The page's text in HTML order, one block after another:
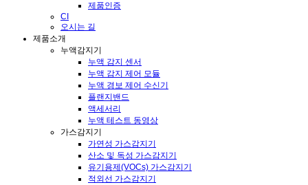
제품인증
CI
오시는 길
제품소개
누액감지기
누액 감지 센서
누액 감지 제어 모듈
누액 경보 제어 수신기
플랜지밴드
액세서리
누액 테스트 동영상
가스감지기
가연성 가스감지기
산소 및 독성 가스감지기
유기용제(VOCs) 가스감지기
적외선 가스감지기